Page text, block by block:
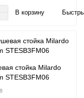
В корзину
стойка Milardo
STESB3FM06